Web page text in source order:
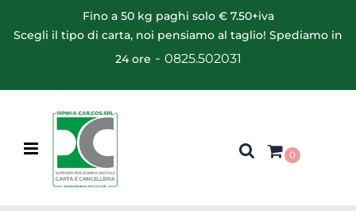
Fino a 50 kg paghi solo € 7.50+iva
Scegli il tipo di carta, noi pensiamo al taglio! Spediamo in
24 ore - 0825.502031
Open menu
0